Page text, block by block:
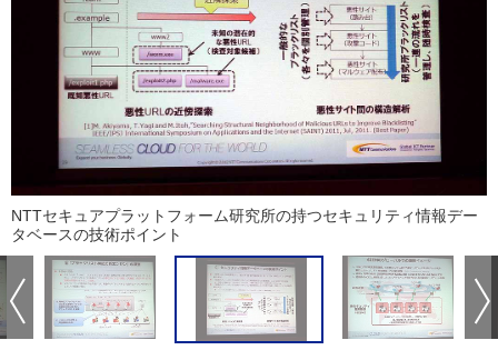
NTTセキュアプラットフォーム研究所の持つセキュリティ情報デー
タベースの技術ポイント